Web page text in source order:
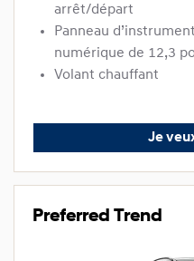
arrêt/départ
Panneau
numérique de 12,3
Volant chauffant
Je
Preferred Trend